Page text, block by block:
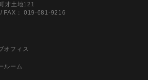
才土地121
FAX： 019-681-9216
オフィス
ルーム